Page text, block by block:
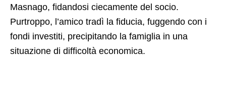
Masnago, fidandosi ciecamente del socio.
Purtroppo, l’amico tradì la fiducia, fuggendo con i
fondi investiti, precipitando la famiglia in una
situazione di difficoltà economica.